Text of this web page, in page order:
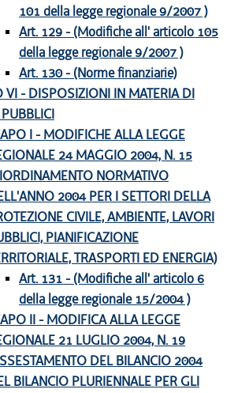
101 della legge regionale 9/2007 )
Art. 129 - (Modifiche all' articolo 105
della legge regionale 9/2007 )
Art. 130 - (Norme finanziarie)
VI - DISPOSIZIONI IN MATERIA DI
I - MODIFICHE ALLA LEGGE
24 MAGGIO 2004, N. 15
NORMATIVO
2004 PER I SETTORI DELLA
CIVILE, AMBIENTE, LAVORI
PIANIFICAZIONE
TRASPORTI ED ENERGIA)
Art. 131 - (Modifiche all' articolo 6
della legge regionale 15/2004 )
II - MODIFICA ALLA LEGGE
21 LUGLIO 2004, N. 19
DEL BILANCIO 2004
BILANCIO PLURIENNALE PER GLI